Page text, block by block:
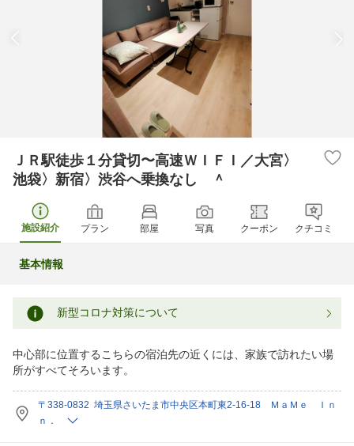
ＪＲ駅徒歩１分貸切〜高速ＷＩＦＩ／大宮〉
池袋〉新宿〉渋谷へ乗換なし ＾
施設紹介 プラン 部屋 写真 クーポン クチコミ
基本情報
新型コロナ対策について
中心部に位置するこちらの宿泊先の近くには、家族で訪れたい場
所がすべてそろいます。
〒338-0832 埼玉県さいたま市中央区本町東2-16-18 ＭａＭｅ Ｉｎ
ｎ．